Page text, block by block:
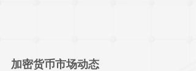
加密货币市场动态